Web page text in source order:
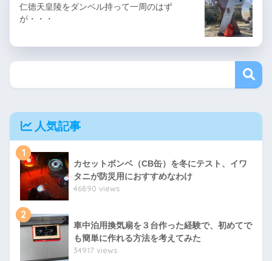
仁徳天皇陵をダンベル持って一周のはず
が・・・
人気記事
1
カセットボンベ（CB缶）を冬にテスト、イワ
タニが防災用におすすめなわけ
46890 views
2
車中泊用換気扇を３台作った経験で、初めてで
も簡単に作れる方法を考えてみた
34917 views